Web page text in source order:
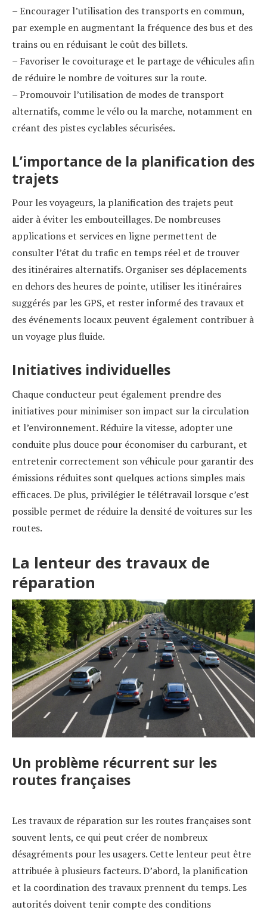
– Encourager l’utilisation des transports en commun,
par exemple en augmentant la fréquence des bus et des
trains ou en réduisant le coût des billets.
– Favoriser le covoiturage et le partage de véhicules afin
de réduire le nombre de voitures sur la route.
– Promouvoir l’utilisation de modes de transport
alternatifs, comme le vélo ou la marche, notamment en
créant des pistes cyclables sécurisées.
L’importance de la planification des
trajets
Pour les voyageurs, la planification des trajets peut
aider à éviter les embouteillages. De nombreuses
applications et services en ligne permettent de
consulter l’état du trafic en temps réel et de trouver
des itinéraires alternatifs. Organiser ses déplacements
en dehors des heures de pointe, utiliser les itinéraires
suggérés par les GPS, et rester informé des travaux et
des événements locaux peuvent également contribuer à
un voyage plus fluide.
Initiatives individuelles
Chaque conducteur peut également prendre des
initiatives pour minimiser son impact sur la circulation
et l’environnement. Réduire la vitesse, adopter une
conduite plus douce pour économiser du carburant, et
entretenir correctement son véhicule pour garantir des
émissions réduites sont quelques actions simples mais
efficaces. De plus, privilégier le télétravail lorsque c’est
possible permet de réduire la densité de voitures sur les
routes.
La lenteur des travaux de
réparation
Un problème récurrent sur les
routes françaises
Les travaux de réparation sur les routes françaises sont
souvent lents, ce qui peut créer de nombreux
désagréments pour les usagers. Cette lenteur peut être
attribuée à plusieurs facteurs. D’abord, la planification
et la coordination des travaux prennent du temps. Les
autorités doivent tenir compte des conditions